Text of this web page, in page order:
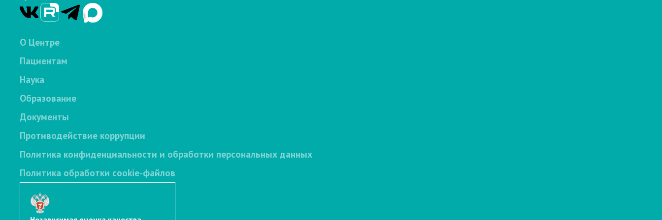
О Центре
Пациентам
Наука
Образование
Документы
Противодействие коррупции
Политика конфиденциальности и обработки персональных данных
Политика обработки cookie-файлов